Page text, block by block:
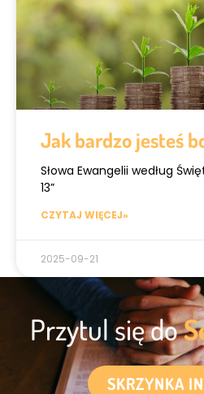
Jak bardzo jesteś
Słowa Ewangelii według
13”
CZYTAJ WIĘCEJ»
2025-09-21
Przytul się do
SKRZYNKA